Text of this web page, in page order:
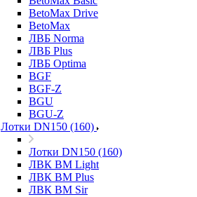
BetoMax Drive
BetoMax
ЛВБ Norma
ЛВБ Plus
ЛВБ Optima
BGF
BGF-Z
BGU
BGU-Z
Лотки DN150 (160)
Лотки DN150 (160)
ЛВК ВМ Light
ЛВК ВМ Plus
ЛВК ВМ Sir